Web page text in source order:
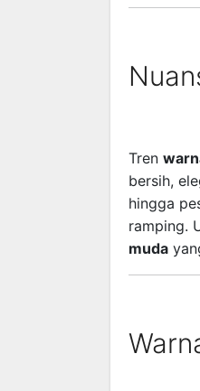
Tren
bersih,
hingga
ramping.
muda